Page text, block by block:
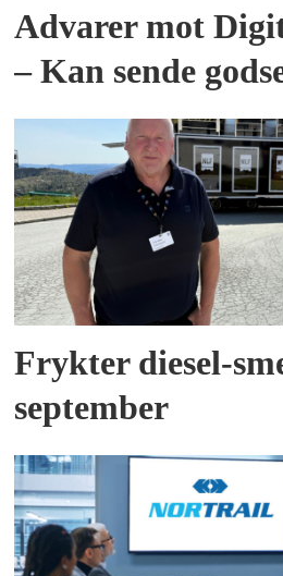
Advarer mot
– Kan sende
Frykter diesel-
september